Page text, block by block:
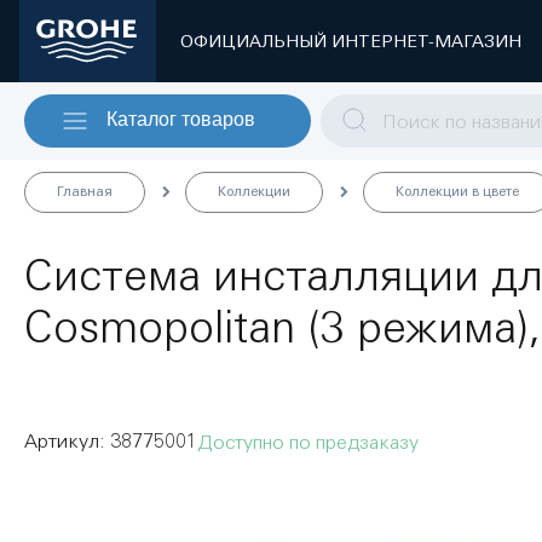
ОФИЦИАЛЬНЫЙ ИНТЕРНЕТ-МАГАЗИН
Каталог товаров
Главная Коллекции Коллекции в цвете
Система инсталляции
Cosmopolitan (3
Доступно по предзаказу
38775001